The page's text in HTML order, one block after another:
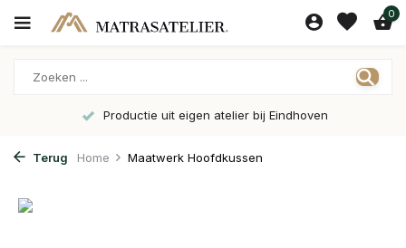
0
Productie uit eigen atelier bij Eindhoven
Terug Home Maatwerk Hoofdkussen